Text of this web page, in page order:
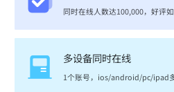
同时在线人数达100,000，好评如
多设备同时在线
1个账号，ios/android/pc/ipad多